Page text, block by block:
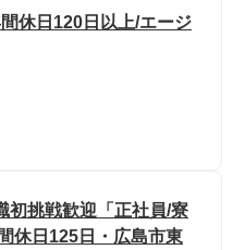
休日120日以上/エージ
初挑戦歓迎「正社員/寮
休日125日・広島市東